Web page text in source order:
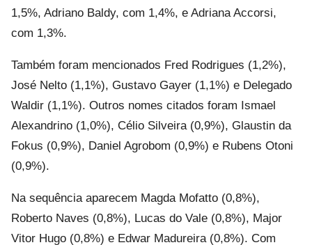
1,5%, Adriano Baldy, com 1,4%, e Adriana Accorsi,
com 1,3%.
Também foram mencionados Fred Rodrigues (1,2%),
José Nelto (1,1%), Gustavo Gayer (1,1%) e Delegado
Waldir (1,1%). Outros nomes citados foram Ismael
Alexandrino (1,0%), Célio Silveira (0,9%), Glaustin da
Fokus (0,9%), Daniel Agrobom (0,9%) e Rubens Otoni
(0,9%).
Na sequência aparecem Magda Mofatto (0,8%),
Roberto Naves (0,8%), Lucas do Vale (0,8%), Major
Vitor Hugo (0,8%) e Edwar Madureira (0,8%). Com